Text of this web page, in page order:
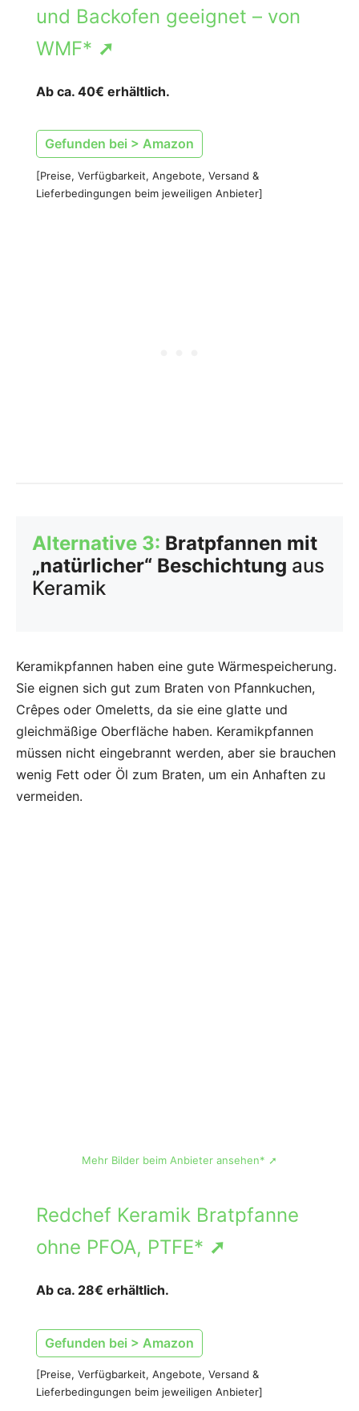
und Backofen geeignet – von
WMF* ➚
Ab ca. 40€ erhältlich.
Gefunden bei > Amazon
[Preise, Verfügbarkeit, Angebote, Versand &
Lieferbedingungen beim jeweiligen Anbieter]
Alternative 3: Bratpfannen mit
„natürlicher“ Beschichtung aus
Keramik
Keramikpfannen haben eine gute Wärmespeicherung.
Sie eignen sich gut zum Braten von Pfannkuchen,
Crêpes oder Omeletts, da sie eine glatte und
gleichmäßige Oberfläche haben. Keramikpfannen
müssen nicht eingebrannt werden, aber sie brauchen
wenig Fett oder Öl zum Braten, um ein Anhaften zu
vermeiden.
Mehr Bilder beim Anbieter ansehen* ➚
Redchef Keramik Bratpfanne
ohne PFOA, PTFE* ➚
Ab ca. 28€ erhältlich.
Gefunden bei > Amazon
[Preise, Verfügbarkeit, Angebote, Versand &
Lieferbedingungen beim jeweiligen Anbieter]